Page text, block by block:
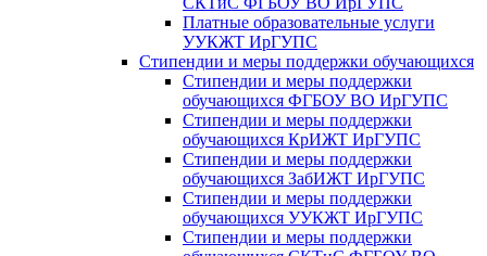
Платные образовательные услуги
УУКЖТ ИрГУПС
Стипендии и меры поддержки обучающихся
Стипендии и меры поддержки
обучающихся ФГБОУ ВО ИрГУПС
Стипендии и меры поддержки
обучающихся КрИЖТ ИрГУПС
Стипендии и меры поддержки
обучающихся ЗабИЖТ ИрГУПС
Стипендии и меры поддержки
обучающихся УУКЖТ ИрГУПС
Стипендии и меры поддержки